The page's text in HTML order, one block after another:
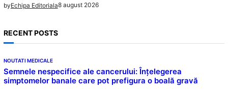
byEchipa Editoriala8 august 2026
RECENT POSTS
NOUTATI MEDICALE
Semnele nespecifice ale cancerului: Înțelegerea
simptomelor banale care pot prefigura o boală gravă